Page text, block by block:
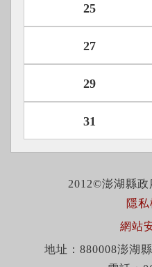
25
27
29
31
2012©澎湖縣
隱
網站
地址：880008澎湖